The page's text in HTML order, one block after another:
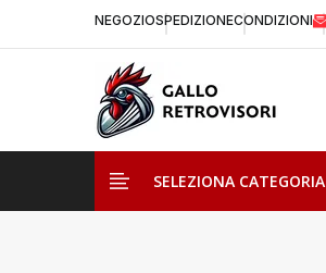
NEGOZIOSPEDIZIONECONDIZIONI
SELEZIONA CATEGORIA